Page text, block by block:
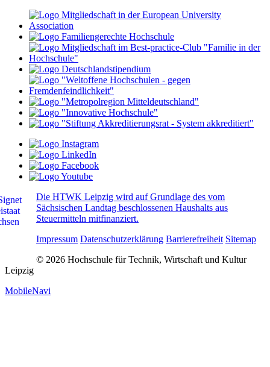
Die HTWK Leipzig wird auf Grundlage des vom
Sächsischen Landtag beschlossenen Haushalts aus
Steuermitteln mitfinanziert.
Impressum Datenschutzerklärung Barrierefreiheit Sitemap
© 2026 Hochschule für Technik, Wirtschaft und Kultur
Leipzig
MobileNavi